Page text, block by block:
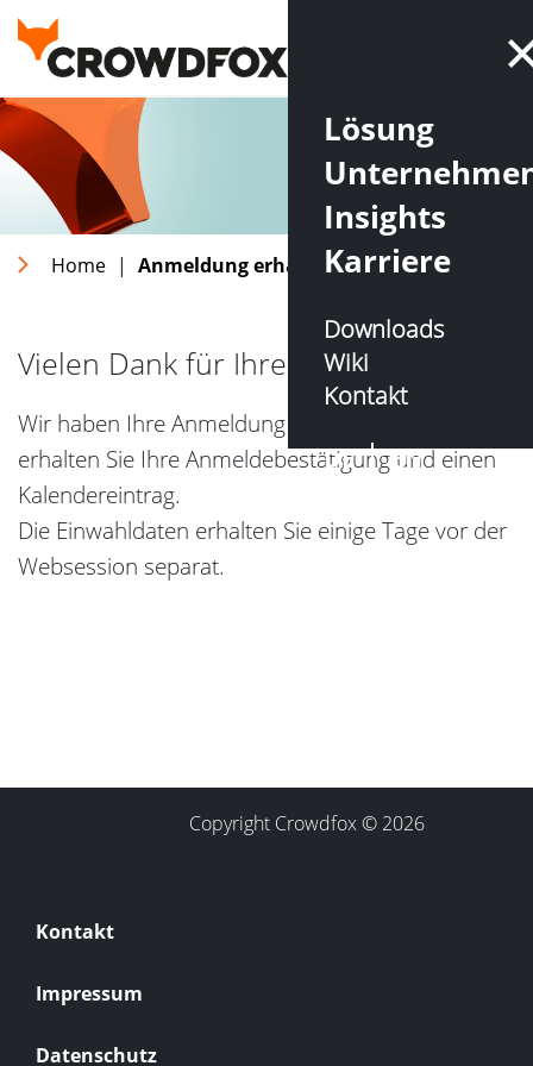
Lösung
Insights
Karriere
Downloads
Wiki
Kontakt
DE
EN
Home | Anmeldung erhalten
Vielen Dank für Ihre Anmeldung!
Wir haben Ihre Anmeldung erhalten. In Kürze
erhalten Sie Ihre Anmeldebestätigung und einen
Kalendereintrag.
Die Einwahldaten erhalten Sie einige Tage vor der
Websession separat.
Copyright Crowdfox © 2026
Kontakt
Impressum
Datenschutz